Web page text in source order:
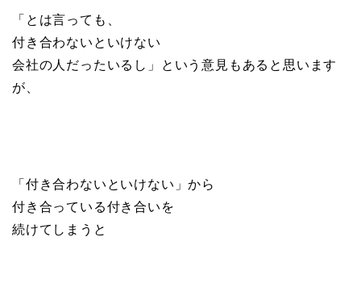
「とは言っても、
付き合わないといけない
会社の人だったいるし」という意見もあると思います
が、
「付き合わないといけない」から
付き合っている付き合いを
続けてしまうと